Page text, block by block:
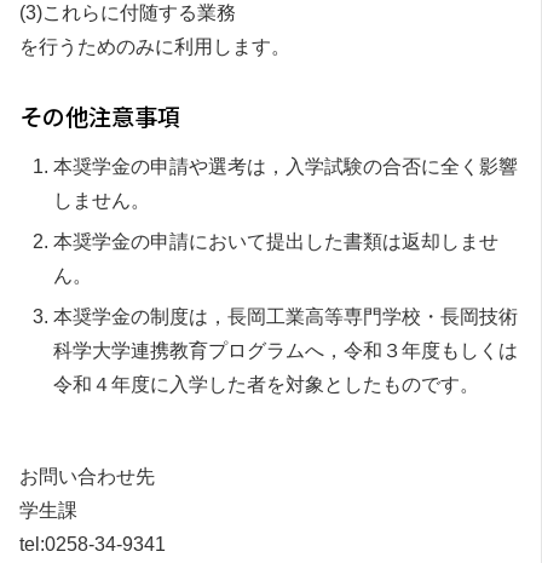
(3)これらに付随する業務
を行うためのみに利用します。
その他注意事項
本奨学金の申請や選考は，入学試験の合否に全く影響
しません。
本奨学金の申請において提出した書類は返却しませ
ん。
本奨学金の制度は，長岡工業高等専門学校・長岡技術
科学大学連携教育プログラムへ，令和３年度もしくは
令和４年度に入学した者を対象としたものです。
お問い合わせ先
学生課
tel:0258-34-9341